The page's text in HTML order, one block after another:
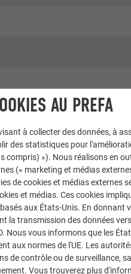
AU PREFA
à collecter des données, à
des statistiques pour
»). Nous réalisons en
(« marketing et médias
de cookies et médias externes
et médias. Ces cookies
aux États-Unis. En donnant
la transmission des données
Nous vous informons que les
aux normes de l'UE. Les
de contrôle ou de surveillance,
Vous trouverez plus